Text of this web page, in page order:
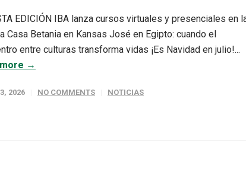
EDICIÓN IBA lanza cursos virtuales y presenciales en
Casa Betania en Kansas José en Egipto: cuando el
entre culturas transforma vidas ¡Es Navidad en julio!...
→
2026 NO COMMENTS NOTICIAS